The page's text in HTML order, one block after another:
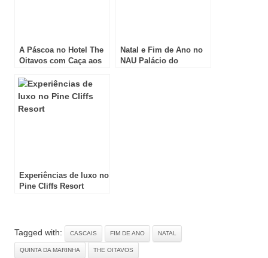
A Páscoa no Hotel The
Oitavos com Caça aos
Natal e Fim de Ano no
NAU Palácio do
Experiências de luxo no
Pine Cliffs Resort
Tagged with: CASCAIS FIM DE ANO NATAL
QUINTA DA MARINHA THE OITAVOS